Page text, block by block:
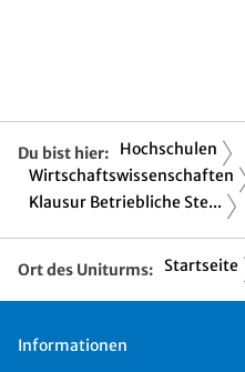
Du bist hier: Hochschulen
Wirtschaftswissenschaften
Klausur Betriebliche Ste...
Ort des Uniturms: Startseite
Informationen